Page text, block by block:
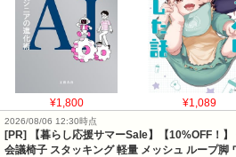
¥1,800 ¥1,089
2026/08/06 12:30時点
[PR] 【暮らし応援サマーSale】【10%OFF！
会議椅子 スタッキング 軽量 メッシュ ループ